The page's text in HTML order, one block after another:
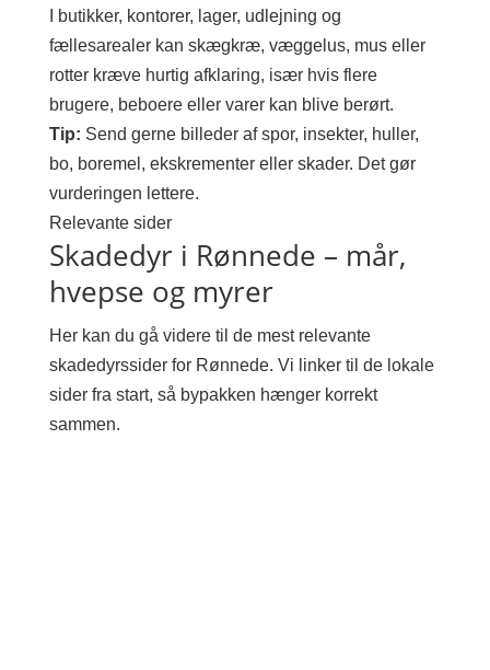
I butikker, kontorer, lager, udlejning og
fællesarealer kan skægkræ, væggelus, mus eller
rotter kræve hurtig afklaring, især hvis flere
brugere, beboere eller varer kan blive berørt.
Tip: Send gerne billeder af spor, insekter, huller,
bo, boremel, ekskrementer eller skader. Det gør
vurderingen lettere.
Relevante sider
Skadedyr i Rønnede – mår,
hvepse og myrer
Her kan du gå videre til de mest relevante
skadedyrssider for Rønnede. Vi linker til de lokale
sider fra start, så bypakken hænger korrekt
sammen.